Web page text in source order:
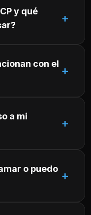
y qué
con el
a mi
o puedo